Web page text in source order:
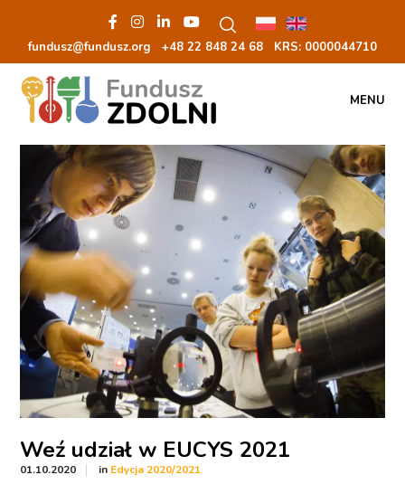
fundusz@fundusz.org +48 22 848 24 68 KRS: 0000044710
MENU
Weź udział w EUCYS 2021
01.10.2020 in Edycja 2020/2021